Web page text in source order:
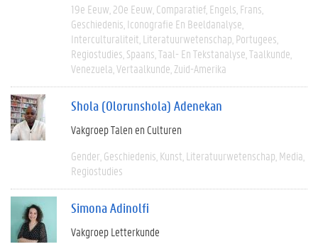
19e Eeuw 20e Eeuw Comparatief Engels Frans
Geschiedenis Iconografie En Beeldanalyse
Interculturaliteit Literatuurwetenschap Portugees
Regiostudies Spaans Taal- En Tekstanalyse Taalkunde
Venezuela Vertaalkunde Zuid-Amerika
Shola (Olorunshola) Adenekan
Vakgroep Talen en Culturen
Gender Geschiedenis Kunst Literatuurwetenschap Media
Regiostudies
Simona Adinolfi
Vakgroep Letterkunde